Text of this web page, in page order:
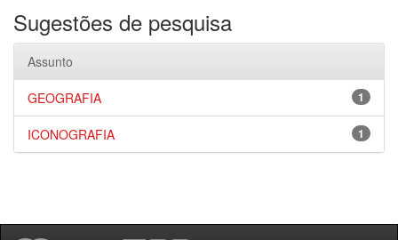
Sugestões de pesquisa
Assunto
1
GEOGRAFIA
1
ICONOGRAFIA